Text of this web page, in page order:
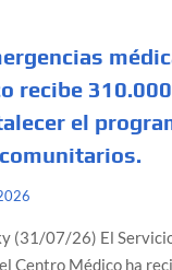
recibe 310.000
el
(31/07/26) El
Centro Médico ha